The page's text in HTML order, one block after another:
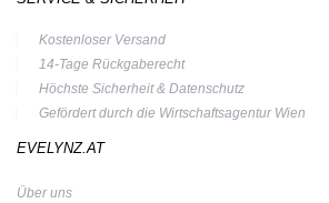
Kostenloser Versand
14-Tage Rückgaberecht
Höchste Sicherheit & Datenschutz
Gefördert durch die Wirtschaftsagentur Wien
EVELYNZ.AT
Über uns